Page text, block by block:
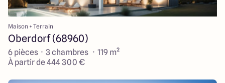
Maison + Terrain
Oberdorf (68960)
6 pièces · 3 chambres · 119 m²
À partir de 444 300 €